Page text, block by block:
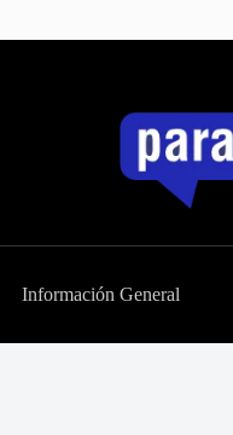
Información General